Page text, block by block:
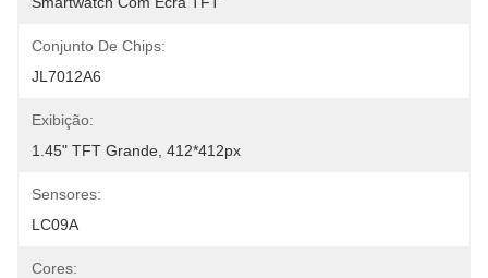
Conjunto De Chips:
JL7012A6
Exibição:
1.45" TFT Grande, 412*412px
Sensores:
LC09A
Cores: